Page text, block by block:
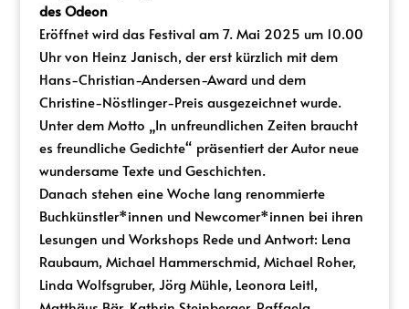
des Odeon
Eröffnet wird das Festival am 7. Mai 2025 um 10.00
Uhr von Heinz Janisch, der erst kürzlich mit dem
Hans-Christian-Andersen-Award und dem
Christine-Nöstlinger-Preis ausgezeichnet wurde.
Unter dem Motto „In unfreundlichen Zeiten braucht
es freundliche Gedichte“ präsentiert der Autor neue
wundersame Texte und Geschichten.
Danach stehen eine Woche lang renommierte
Buchkünstler*innen und Newcomer*innen bei ihren
Lesungen und Workshops Rede und Antwort: Lena
Raubaum, Michael Hammerschmid, Michael Roher,
Linda Wolfsgruber, Jörg Mühle, Leonora Leitl,